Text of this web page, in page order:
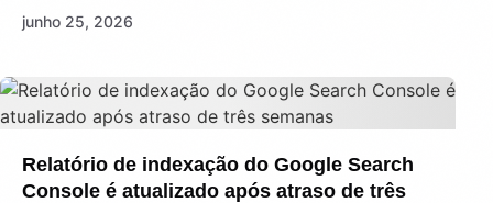
junho 25, 2026
Relatório de indexação do Google Search
Console é atualizado após atraso de três